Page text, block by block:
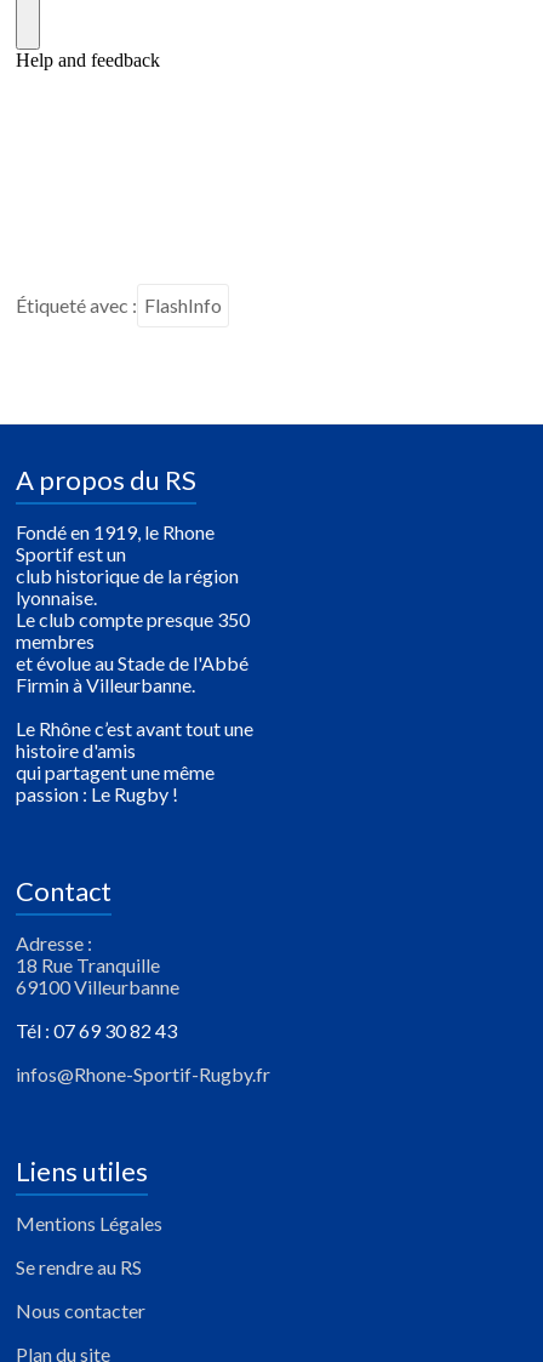
Étiqueté avec : FlashInfo
A propos du RS
Fondé en 1919, le Rhone
Sportif est un
club historique de la région
lyonnaise.
Le club compte presque 350
membres
et évolue au Stade de l'Abbé
Firmin à Villeurbanne.
Le Rhône c’est avant tout une
histoire d'amis
qui partagent une même
passion : Le Rugby !
Contact
Adresse :
18 Rue Tranquille
69100 Villeurbanne
Tél : 07 69 30 82 43
infos@Rhone-Sportif-Rugby.fr
Liens utiles
Mentions Légales
Se rendre au RS
Nous contacter
Plan du site